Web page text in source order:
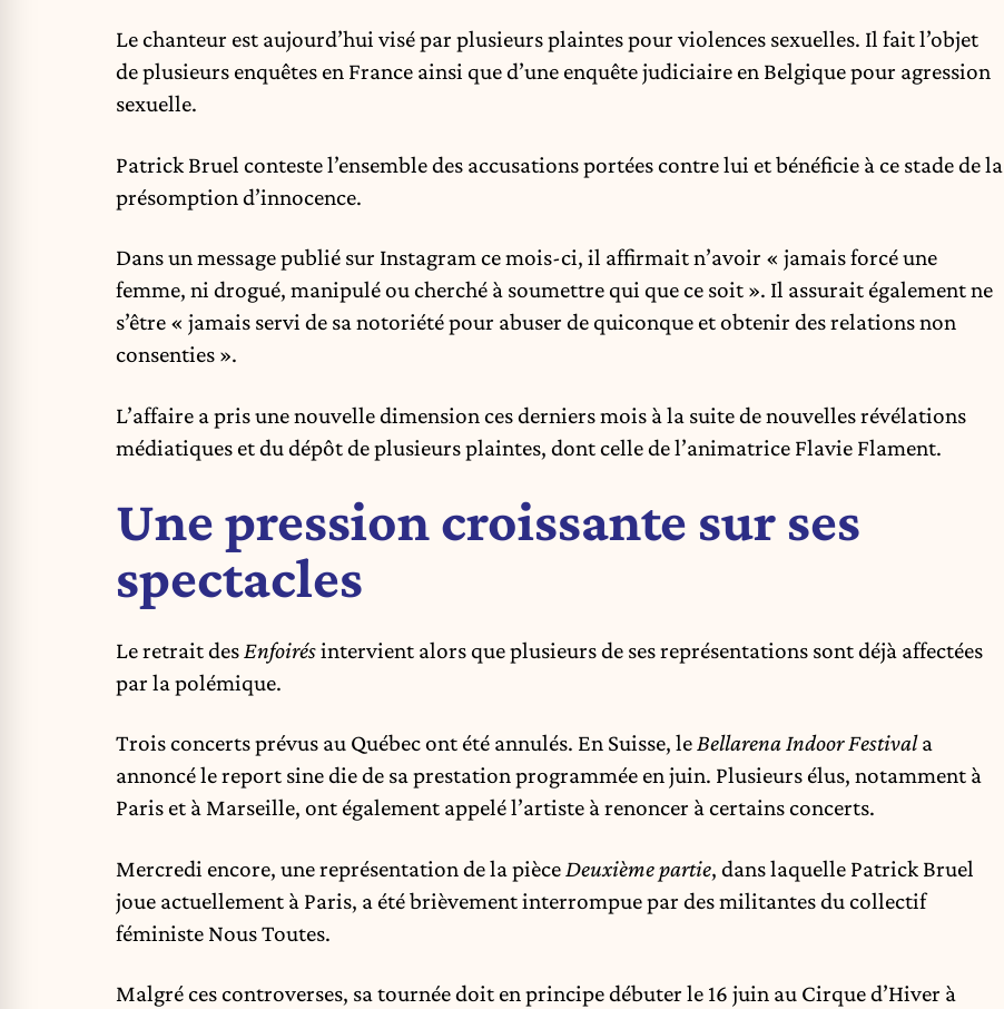
Le chanteur est aujourd’hui visé par plusieurs plaintes pour violences sexuelles. Il fait l’objet
de plusieurs enquêtes en France ainsi que d’une enquête judiciaire en Belgique pour agression
sexuelle.
Patrick Bruel conteste l’ensemble des accusations portées contre lui et bénéficie à ce stade de la
présomption d’innocence.
Dans un message publié sur Instagram ce mois-ci, il affirmait n’avoir « jamais forcé une
femme, ni drogué, manipulé ou cherché à soumettre qui que ce soit ». Il assurait également ne
s’être « jamais servi de sa notoriété pour abuser de quiconque et obtenir des relations non
consenties ».
L’affaire a pris une nouvelle dimension ces derniers mois à la suite de nouvelles révélations
médiatiques et du dépôt de plusieurs plaintes, dont celle de l’animatrice Flavie Flament.
Une pression croissante sur ses
spectacles
Le retrait desEnfoirésintervient alors que plusieurs de ses représentations sont déjà affectées
par la polémique.
Trois concerts prévus au Québec ont été annulés. En Suisse, leBellarena Indoor Festivala
annoncé le report sine die de sa prestation programmée en juin. Plusieurs élus, notamment à
Paris et à Marseille, ont également appelé l’artiste à renoncer à certains concerts.
Mercredi encore, une représentation de la pièceDeuxième partie, dans laquelle Patrick Bruel
joue actuellement à Paris, a été brièvement interrompue par des militantes du collectif
féministe Nous Toutes.
Malgré ces controverses, sa tournée doit en principe débuter le 16 juin au Cirque d’Hiver à